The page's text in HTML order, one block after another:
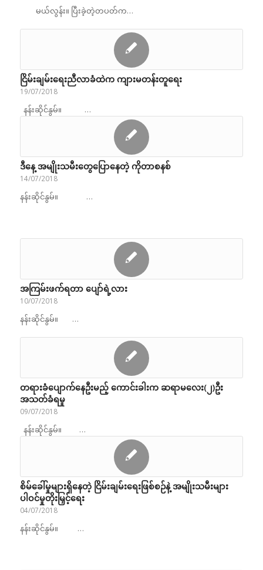
မယ်လွန်း။ ပြီးခဲ့တဲ့တပတ်က…
ငြိမ်းချမ်းရေးညီလာခံထဲက ကျားမတန်းတူရေး
19/07/2018
နန်းဆိုင်နွမ်။ …
ဒီနေ့ အမျိုးသမီးတွေပြောနေတဲ့ ကိုတာစနစ်
14/07/2018
နန်းဆိုင်နွမ်။ …
အကြမ်းဖက်ရတာ ပျော်ရဲ့လား
10/07/2018
နန်းဆိုင်နွမ်။ …
တရားခံပျောက်နေဦးမည့် ကောင်းခါးက ဆရာမလေး(၂)ဦး
အသတ်ခံရမှု
09/07/2018
နန်းဆိုင်နွမ်။ …
စိမ်ခေါ်မှုများရှိနေတဲ့ ငြိမ်းချမ်းရေးဖြစ်စဉ်နဲ့ အမျိုးသမီးများ
ပါဝင်မှုတိုးမြှင့်ရေး
04/07/2018
နန်းဆိုင်နွမ်။ …